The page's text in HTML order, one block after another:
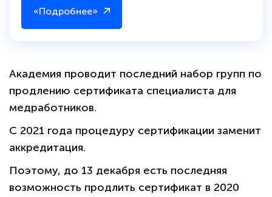
«Подробнее»
Академия проводит последний набор групп по
продлению сертификата специалиста для
медработников.
С 2021 года процедуру сертификации заменит
аккредитация.
Поэтому, до 13 декабря есть последняя
возможность продлить сертификат в 2020